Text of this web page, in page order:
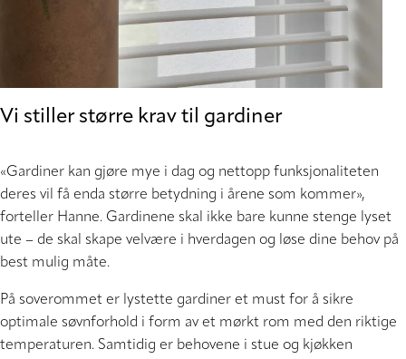
Vi stiller større krav til gardiner
«Gardiner kan gjøre mye i dag og nettopp funksjonaliteten
deres vil få enda større betydning i årene som kommer»,
forteller Hanne. Gardinene skal ikke bare kunne stenge lyset
ute – de skal skape velvære i hverdagen og løse dine behov på
best mulig måte.
På soverommet er lystette gardiner et must for å sikre
optimale søvnforhold i form av et mørkt rom med den riktige
temperaturen. Samtidig er behovene i stue og kjøkken